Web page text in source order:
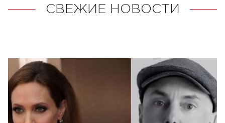
СВЕЖИЕ НОВОСТИ